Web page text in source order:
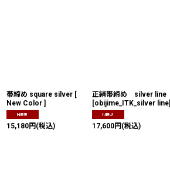
帯締め square silver [
New Color ]
15,180円 (税込)
正絹帯締め silver line
[obijime_ITK_silver line]
17,600円 (税込)